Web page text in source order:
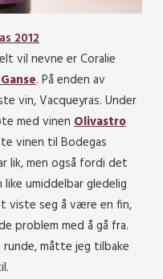
2012
vil nevne er Coralie
. På enden av
vin, Vacqueyras. Under
med vinen Olivastro
vinen til Bodegas
lik, men også fordi det
umiddelbar gledelig
viste seg å være en fin,
problem med å gå fra.
måtte jeg tilbake